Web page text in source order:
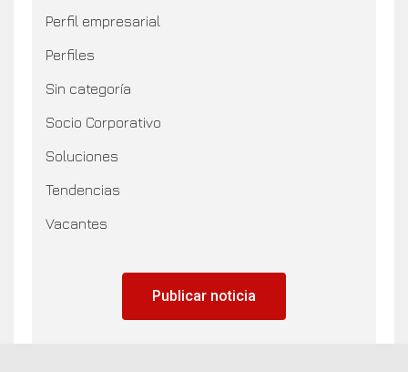
Perfil empresarial
Perfiles
Sin categoría
Socio Corporativo
Soluciones
Tendencias
Vacantes
Publicar noticia